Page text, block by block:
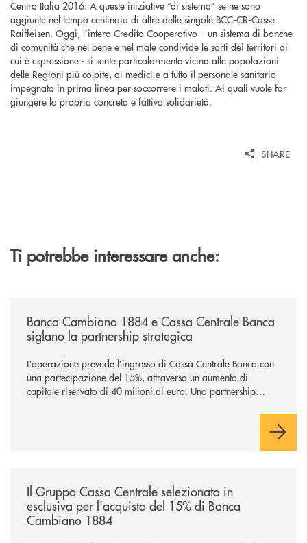
Centro Italia 2016. A queste iniziative “di sistema” se ne sono
aggiunte nel tempo centinaia di altre delle singole BCC-CR-Casse
Raiffeisen. Oggi, l’intero Credito Cooperativo – un sistema di banche
di comunità che nel bene e nel male condivide le sorti dei territori di
cui è espressione - si sente particolarmente vicino alle popolazioni
delle Regioni più colpite, ai medici e a tutto il personale sanitario
impegnato in prima linea per soccorrere i malati. Ai quali vuole far
giungere la propria concreta e fattiva solidarietà.
SHARE
Ti potrebbe interessare anche:
Banca Cambiano 1884 e Cassa Centrale Banca
siglano la partnership strategica
L’operazione prevede l’ingresso di Cassa Centrale Banca con
una partecipazione del 15%, attraverso un aumento di
capitale riservato di 40 milioni di euro. Una partnership
comuni e sulla prossimità ai territori, per ampliare l’offerta e
Il Gruppo Cassa Centrale selezionato in
esclusiva per l'acquisto del 15% di Banca
Cambiano 1884